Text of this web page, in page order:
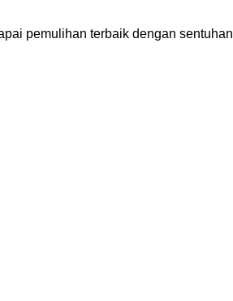
pemulihan terbaik dengan sentuhan